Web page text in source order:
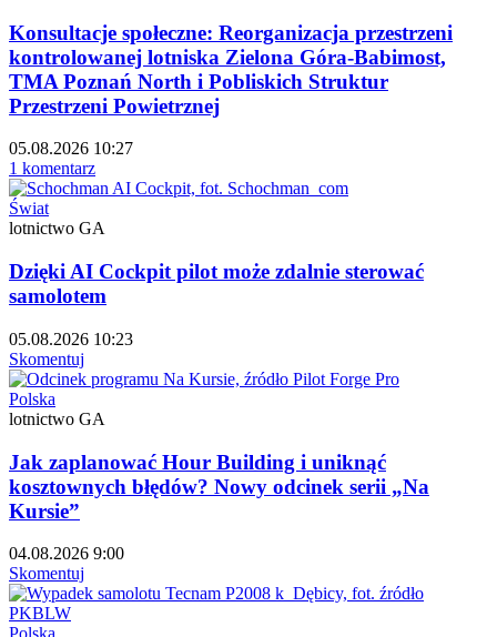
Konsultacje społeczne: Reorganizacja przestrzeni
kontrolowanej lotniska Zielona Góra-Babimost,
TMA Poznań North i Pobliskich Struktur
Przestrzeni Powietrznej
05.08.2026 10:27
1 komentarz
Świat
lotnictwo GA
Dzięki AI Cockpit pilot może zdalnie sterować
samolotem
05.08.2026 10:23
Skomentuj
Polska
lotnictwo GA
Jak zaplanować Hour Building i uniknąć
kosztownych błędów? Nowy odcinek serii „Na
Kursie”
04.08.2026 9:00
Skomentuj